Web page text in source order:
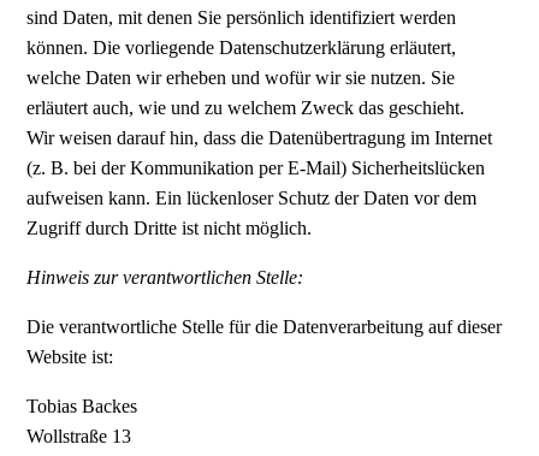
sind Daten, mit denen Sie persönlich identifiziert werden
können. Die vorliegende Datenschutzerklärung erläutert,
welche Daten wir erheben und wofür wir sie nutzen. Sie
erläutert auch, wie und zu welchem Zweck das geschieht.
Wir weisen darauf hin, dass die Datenübertragung im Internet
(z. B. bei der Kommunikation per E-Mail) Sicherheitslücken
aufweisen kann. Ein lückenloser Schutz der Daten vor dem
Zugriff durch Dritte ist nicht möglich.
Hinweis zur verantwortlichen Stelle:
Die verantwortliche Stelle für die Datenverarbeitung auf dieser
Website ist:
Tobias Backes
Wollstraße 13